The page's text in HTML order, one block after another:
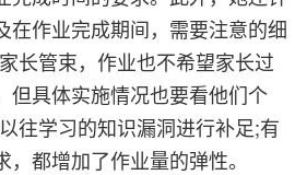
在作业完成期间，需要注意的细
长管束，作业也不希望家长过
但具体实施情况也要看他们个
往学习的知识漏洞进行补足;有
都增加了作业量的弹性。